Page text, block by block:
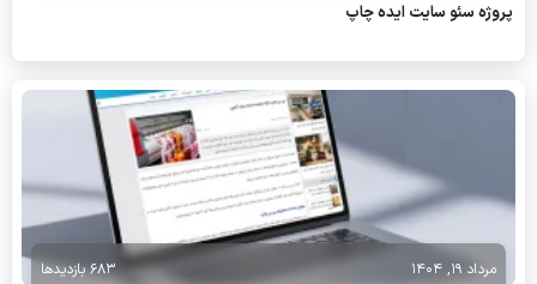
پروژه سئو سایت ایده چاپ
مرداد 19, 1404 683 بازدیدها